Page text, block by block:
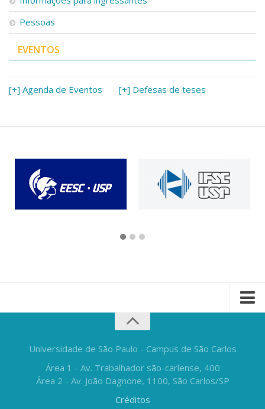
Pessoas
EVENTOS
[+] Agenda de Eventos [+] Defesas de teses
Universidade de São Paulo - Campus de São Carlos
Área 1 - Av. Trabalhador são-carlense, 400
Área 2 - Av. João Dagnone, 1100, São Carlos/SP
Créditos